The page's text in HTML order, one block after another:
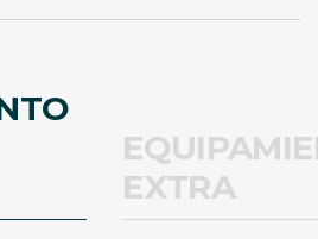
EXTRA